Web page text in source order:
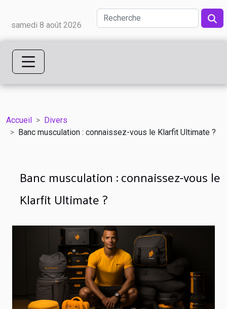
samedi 8 août 2026
Accueil
Divers
Banc musculation : connaissez-vous le Klarfit Ultimate ?
Banc musculation : connaissez-vous le
Klarfit Ultimate ?